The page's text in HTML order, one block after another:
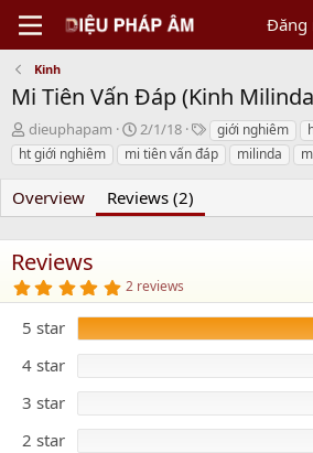
Đăng
Kinh
Mi Tiên Vấn Ðáp (Kinh
N
g
ư
i
i
dieuphapam
C
r
e
t
d
a
t
e
2/1/18
T
a
g
giới nghiêm
ht giới nghiêm
mi tiên vấn đáp milinda
Overview Reviews (2)
Reviews
5
.
0
0
s
a
r
s
2 reviews
5 star
4 star
3 star
2 star